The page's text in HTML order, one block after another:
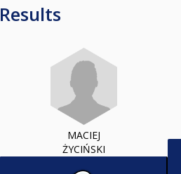
Results
MACIEJ
ŻYCIŃSKI